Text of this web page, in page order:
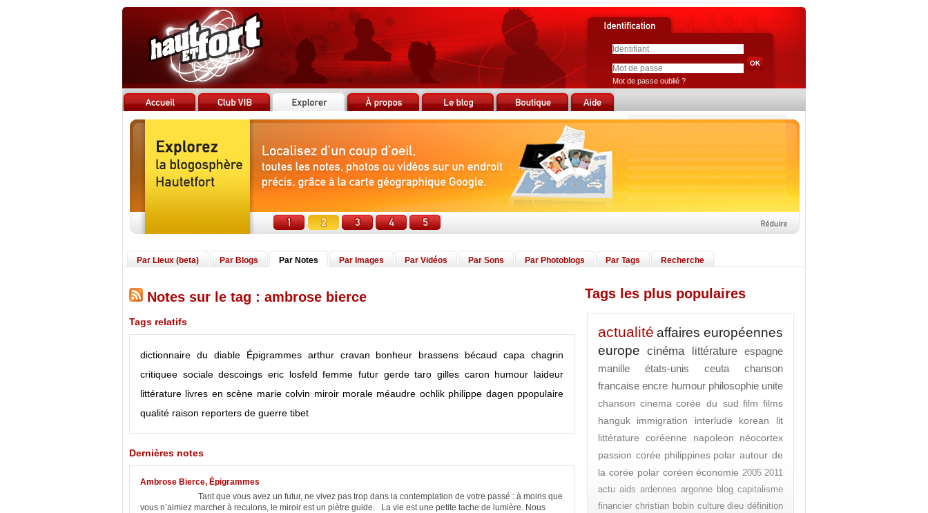
Mot de passe oublié ?
Par Lieux (beta) Par Blogs Par Notes Par Images Par Vidéos Par Sons Par Photoblogs Par Tags Recherche
Notes sur le tag : ambrose bierce
Tags relatifs
dictionnaire du diable Épigrammes arthur cravan bonheur brassens bécaud capa
chagrin
critiquee sociale descoings eric losfeld femme futur gerde taro gilles caron humour laideur
littérature livres en scène marie colvin miroir morale méaudre ochlik philippe dagen ppopulaire
qualité raison reporters de guerre tibet
Dernières notes
Ambrose Bierce, Épigrammes
Tant que vous avez un futur, ne vivez pas trop dans la contemplation de votre passé : à moins que
vous n’aimiez marcher à reculons, le miroir est un piètre guide. La vie est une petite tache de lumière. Nous
Tags les plus populaires
actualité affaires européennes
europe cinéma littérature
espagne
manille
états-unis ceuta
chanson
francaise encre humour philosophie unite
chanson cinema corée du sud film films
hanguk
immigration interlude
korean lit
littérature coréenne
napoleon
néocortex
passion corée philippines polar autour de
la corée polar coréen économie 2005 2011
actu aids ardennes argonne blog capitalisme
financier christian bobin culture dieu définition